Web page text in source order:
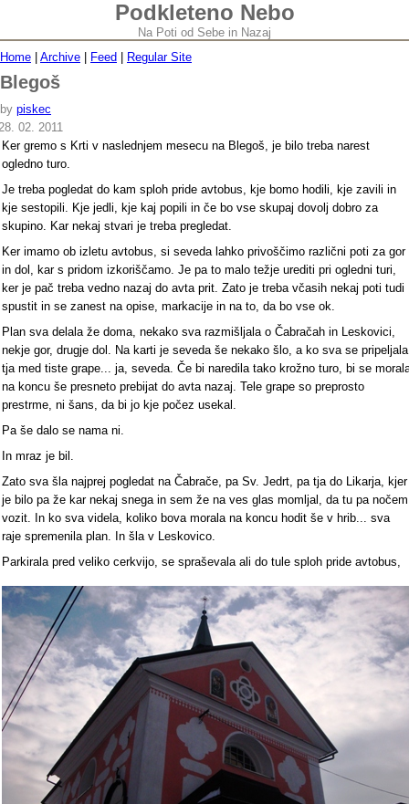
Podkleteno Nebo
Na Poti od Sebe in Nazaj
Home
Archive Feed Regular Site
Blegoš
by piskec
02. 2011
Ker gremo s Krti v naslednjem mesecu na Blegoš, je bilo treba narest
ogledno turo.
Je treba pogledat do kam sploh pride avtobus, kje bomo hodili, kje zavili in
kje sestopili. Kje jedli, kje kaj popili in če bo vse skupaj dovolj dobro za
skupino. Kar nekaj stvari je treba pregledat.
Ker imamo ob izletu avtobus, si seveda lahko privoščimo različni poti za gor
in dol, kar s pridom izkoriščamo. Je pa to malo težje urediti pri ogledni turi,
ker je pač treba vedno nazaj do avta prit. Zato je treba včasih nekaj poti tudi
spustit in se zanest na opise, markacije in na to, da bo vse ok.
Plan sva delala že doma, nekako sva razmišljala o Čabračah in Leskovici,
nekje gor, drugje dol. Na karti je seveda še nekako šlo, a ko sva se pripeljala
tja med tiste grape... ja, seveda. Če bi naredila tako krožno turo, bi se
na koncu še presneto prebijat do avta nazaj. Tele grape so preprosto
prestrme, ni šans, da bi jo kje počez usekal.
Pa še dalo se nama ni.
In mraz je bil.
Zato sva šla najprej pogledat na Čabrače, pa Sv. Jedrt, pa tja do Likarja, kjer
je bilo pa že kar nekaj snega in sem že na ves glas momljal, da tu pa nočem
vozit. In ko sva videla, koliko bova morala na koncu hodit še v hrib... sva
raje spremenila plan. In šla v Leskovico.
Parkirala pred veliko cerkvijo, se spraševala ali do tule sploh pride avtobus,